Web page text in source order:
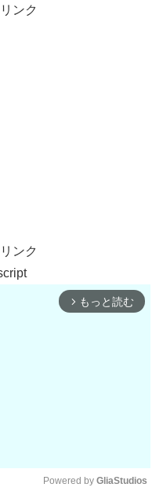
ンク
ンク
arrow_forward_ios もっと読む
Powered by GliaStudios